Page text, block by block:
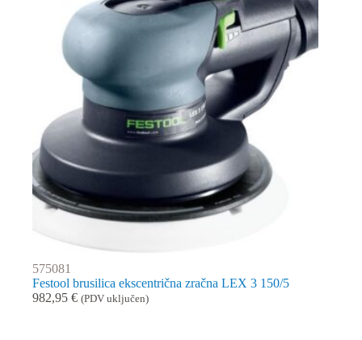
575081
Festool brusilica ekscentrična zračna LEX 3 150/5
982,95 € (PDV uključen)